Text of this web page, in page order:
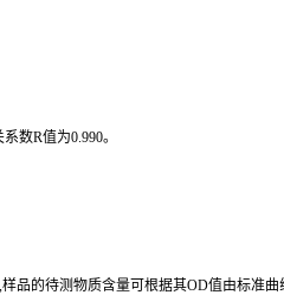
数R值为0.990。